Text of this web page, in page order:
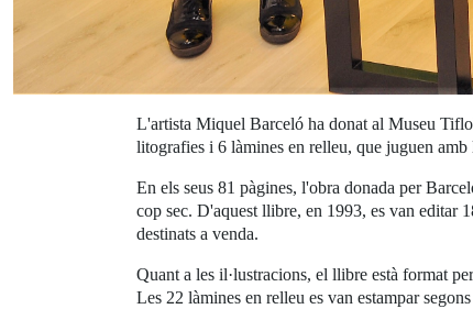
L'artista Miquel Barceló ha donat al Museu
litografies i 6 làmines en relleu, que juguen
En els seus 81 pàgines, l'obra donada per
cop sec. D'aquest llibre, en 1993, es van editar
destinats a venda.
Quant a les il·lustracions, el llibre està format
Les 22 làmines en relleu es van estampar